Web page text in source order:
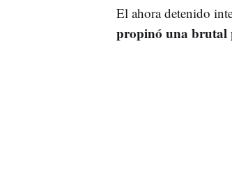
El ahora detenido
propinó una brutal